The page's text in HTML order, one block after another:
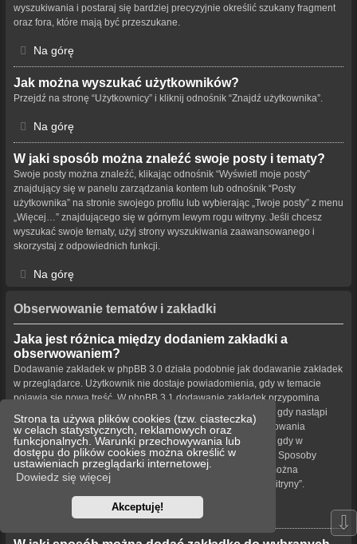
Strona ta używa plików cookies (tzw. ciasteczka)
w celach statystycznych, reklamowych oraz
funkcjonalnych. Warunki przechowywania lub
dostępu do plików cookies można określić w
ustawieniach przeglądarki internetowej.
Dowiedz się więcej
Akceptuję!
wyszukiwania i postaraj się bardziej precyzyjnie określić szukany fragment
oraz fora, które mają być przeszukane.
Na górę
Jak można wyszukać użytkowników?
Przejdź na stronę “Użytkownicy” i kliknij odnośnik “Znajdź użytkownika”.
Na górę
W jaki sposób można znaleźć swoje posty i tematy?
Swoje posty można znaleźć, klikając odnośnik “Wyświetl moje posty”
znajdujący się w panelu zarządzania kontem lub odnośnik “Posty
użytkownika” na stronie swojego profilu lub wybierając „Twoje posty” z menu
„Więcej…” znajdującego się w górnym lewym rogu witryny. Jeśli chcesz
wyszukać swoje tematy, użyj strony wyszukiwania zaawansowanego i
skorzystaj z odpowiednich funkcji.
Na górę
Obserwowanie tematów i zakładki
Jaka jest różnica między dodaniem zakładki a
obserwowaniem?
Dodawanie zakładek w phpBB 3.0 działa podobnie jak dodawanie zakładek
w przeglądarce. Użytkownik nie dostaje powiadomienia, gdy w temacie
pojawia się nowa treść. W phpBB 3.1 dodawanie zakładek przypomina
obserwowanie tematu. Użytkownik może być powiadamiany, gdy nastąpi
aktualizacja tematu oznaczonego zakładką. Funkcja obserwowania
powiadamia użytkownika – w wybrany przez niego sposób – gdy w
obserwowanym temacie bądź forum pojawiła się nowa treść. Sposoby
powiadamiania dla zakładek i obserwowanych elementów można
konfigurować w panelu użytkownika na karcie „Ustawienia witryny”.
⇩